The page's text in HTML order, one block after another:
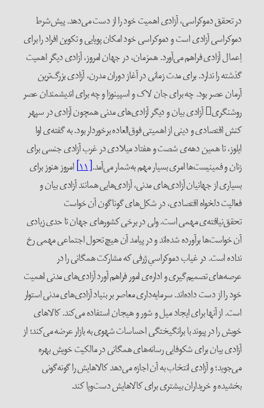
در تحقق دموکراسی، آزادی اهمیت خود را از دست می‌دهد. پیش‌شرط
دموکراسی آزادی است و دموکراسی خود امکان پویایی و تکوین افراد را برای
اِعمال آزادی فراهم می‌آورد. همزمان، در جهان امروز، آزادی دیگر اهمیت
گذشته را ندارد. برای مدت زمانی در آغاز دوران مدرن، آزادی بزرگ‌ترین
آرمان عصر بود. چه برای جان لاک و اسپینوزا و چه برای اندیشمندان عصر
روشنگری آزادی بیان و دیگر آزادی‌های مدنی همچون آزادی در سپهر
کنش اقتصادی و دینی از اهمیتی فوق‌العاده برخوردار بود. به گفته‌ی اوا
ایلوز، تا همین دهه‌ی شصت و هفتاد میلادی در غرب آزادی جنسی برای
زنان و فمینیست‌ها امری بسیار مهم به‌شمار می‌آمد.[۱۱]
امروز هنوز برای
بسیاری از جهانیان آزادی‌های مدنی، آزادی‌هایی همانند آزادی بیان و
فعالیت دلخواه اقتصادی، در شکل‌های گوناگون آن خواست
تحقق‌نیافته‌ی مهمی است. ولی در برخی کشورهای جهان تا حدی زیادی
آن خواست‌ها برآورده شده‌اند و در پیامد آن هیچ تحول اجتماعی مهمی رخ
نداده است. در غیاب دموکراسیِ ژرفی که مشارکت همگانی را در
عرصه‌های تصمیم‌گیری و اداره‌ی امور فراهم آورد آزادی‌های مدنی اهمیت
خود را از دست داده‌اند. سرمایه‌داری معاصر بر بنیاد آزادی‌های‌ مدنی استوار
است. از آنها برای ایجاد میل و شور و هیجان استفاده می‌کند. کالاهای
خویش را در پیوند با برانگیختگی احساسات شهوی به بازار عرضه می‌کند؛ از
آزادی بیان برای شکوفایی رسانه‌های همگانی در مالکیت خویش بهره
می‌جوید؛ و آزادی انتخاب به آن اجازه می‌دهد کالاهایش را گونه‌گونی
بخشیده و خریداران بیشتری برای کالاهایش دست‌و‌پا کند.